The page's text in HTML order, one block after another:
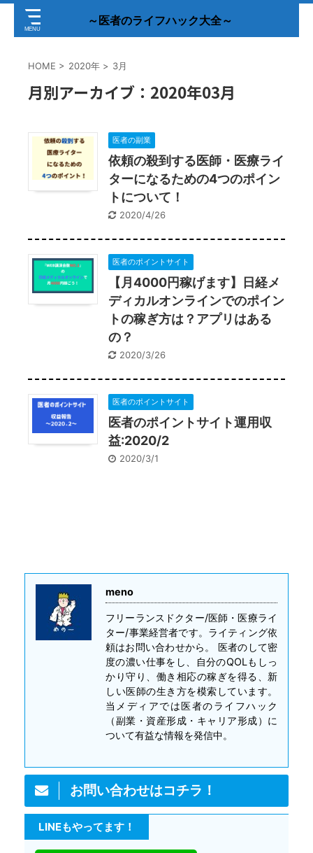
～医者のライフハック大全～
HOME > 2020年 > 3月
月別アーカイブ：2020年03月
医者の副業
依頼の殺到する医師・医療ライ
ターになるための4つのポイン
トについて！
2020/4/26
医者のポイントサイト
【月4000円稼げます】日経メ
ディカルオンラインでのポイン
トの稼ぎ方は？アプリはある
の？
2020/3/26
医者のポイントサイト
医者のポイントサイト運用収
益:2020/2
2020/3/1
meno
フリーランスドクター/医師・医療ライ
ター/事業経営者です。ライティング依
頼はお問い合わせから。 医者のして密
度の濃い仕事をし、自分のQOLもしっ
かり守り、働き相応の稼ぎを得る、新
しい医師の生き方を模索しています。
当メディアでは医者のライフハック
（副業・資産形成・キャリア形成）に
ついて有益な情報を発信中。
お問い合わせはコチラ！
LINEもやってます！